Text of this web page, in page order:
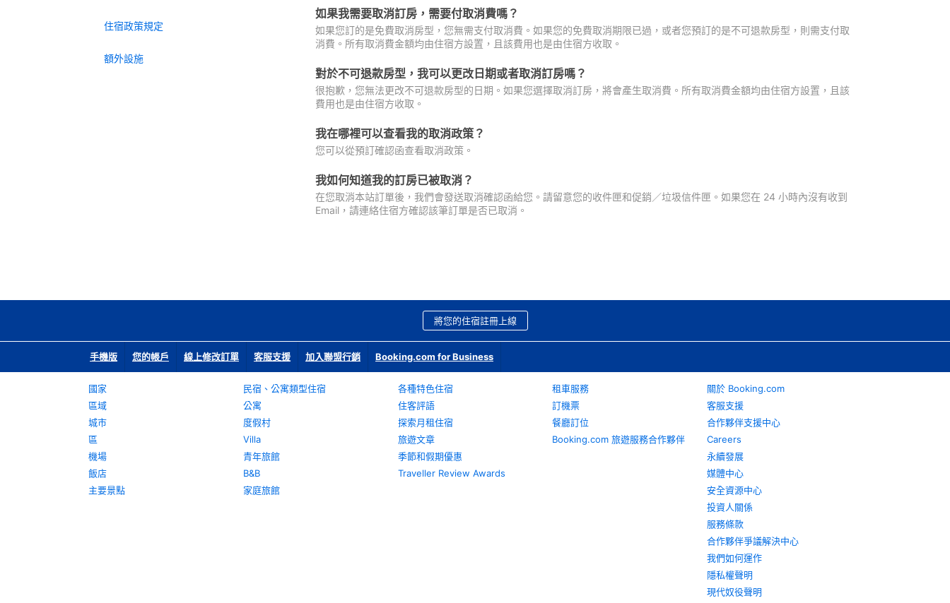
住宿政策規定
額外設施
如果我需要取消訂房，需要付取消費嗎？
如果您訂的是免費取消房型，您無需支付取消費。如果您的免費取消期限已過，或者您預訂的是不可退款房型，則需支付取
消費。所有取消費金額均由住宿方設置，且該費用也是由住宿方收取。
對於不可退款房型，我可以更改日期或者取消訂房嗎？
很抱歉，您無法更改不可退款房型的日期。如果您選擇取消訂房，將會產生取消費。所有取消費金額均由住宿方設置，且該
費用也是由住宿方收取。
我在哪裡可以查看我的取消政策？
您可以從預訂確認函查看取消政策。
我如何知道我的訂房已被取消？
在您取消本站訂單後，我們會發送取消確認函給您。請留意您的收件匣和促銷／垃圾信件匣。如果您在 24 小時內沒有收到
Email，請連絡住宿方確認該筆訂單是否已取消。
將您的住宿註冊上線
手機版 您的帳戶 線上修改訂單 客服支援 加入聯盟行銷 Booking.com for Business
國家
區域
城市
區
機場
飯店
主要景點
民宿、公寓類型住宿
公寓
度假村
Villa
青年旅館
B&B
家庭旅館
各種特色住宿
住客評語
探索月租住宿
旅遊文章
季節和假期優惠
Traveller Review Awards
租車服務
訂機票
餐廳訂位
Booking.com 旅遊服務合作夥伴
關於 Booking.com
客服支援
合作夥伴支援中心
Careers
永續發展
媒體中心
安全資源中心
投資人關係
服務條款
合作夥伴爭議解決中心
我們如何運作
隱私權聲明
現代奴役聲明